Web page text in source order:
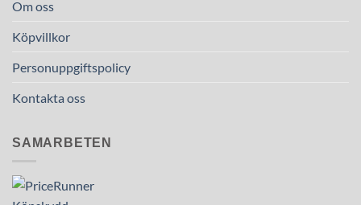
Om oss
Köpvillkor
Personuppgiftspolicy
Kontakta oss
SAMARBETEN